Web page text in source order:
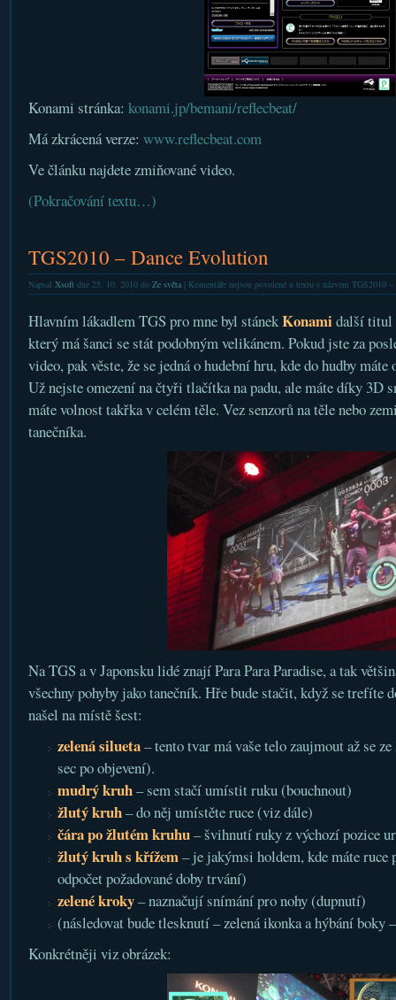
Konami stránka: konami.jp/bemani/reflecbeat/
Má zkrácená verze: www.reflecbeat.com
Ve článku najdete zmiňované video.
(Pokračování textu…)
TGS2010 – Dance Evolution
Napsal Xsoftdne 25. 10. 2010 do Ze světa| Komentáře nejsou povolenéu textu s názvem TGS2010 –
Hlavním lákadlem TGS pro mne byl stánekKonamidalší titul
který má šanci se stát podobným velikánem. Pokud jste za
video, pak věste, že se jedná o hudební hru, kde do hudby máte
Už nejste omezení na čtyři tlačítka na padu, ale máte díky 3D
máte volnost takřka v celém těle. Vez senzorů na těle nebo
tanečníka.
Na TGS a v Japonsku lidé znají Para Para Paradise, a tak
všechny pohyby jako tanečník. Hře bude stačit, když se trefíte
našel na místě šest:
zelená silueta– tento tvar má vaše telo zaujmout až se
sec po objevení).
mudrý kruh– sem stačí umístit ruku (bouchnout)
žlutý kruh– do něj umístěte ruce (viz dále)
čára po žlutém kruhu– švihnutí ruky z výchozí pozice
žlutý kruh s křížem– je jakýmsi holdem, kde máte ruce
odpočet požadované doby trvání)
zelené kroky– naznačují snímání pro nohy (dupnutí)
(následovat bude tlesknutí – zelená ikonka a hýbání boky
Konkrétněji viz obrázek: